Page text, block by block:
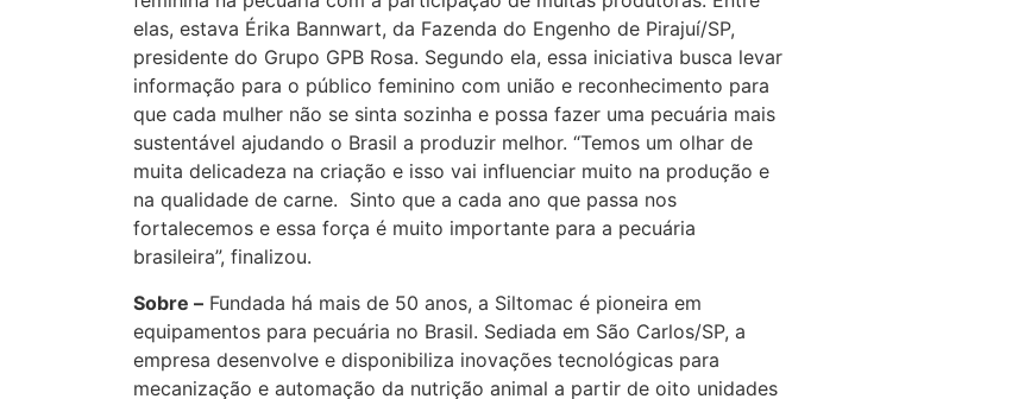
elas, estava Érika Bannwart, da Fazenda do Engenho de Pirajuí/SP,
presidente do Grupo GPB Rosa. Segundo ela, essa iniciativa busca levar
informação para o público feminino com união e reconhecimento para
que cada mulher não se sinta sozinha e possa fazer uma pecuária mais
sustentável ajudando o Brasil a produzir melhor. “Temos um olhar de
muita delicadeza na criação e isso vai influenciar muito na produção e
na qualidade de carne. Sinto que a cada ano que passa nos
fortalecemos e essa força é muito importante para a pecuária
brasileira”, finalizou.
Sobre – Fundada há mais de 50 anos, a Siltomac é pioneira em
equipamentos para pecuária no Brasil. Sediada em São Carlos/SP, a
empresa desenvolve e disponibiliza inovações tecnológicas para
mecanização e automação da nutrição animal a partir de oito unidades